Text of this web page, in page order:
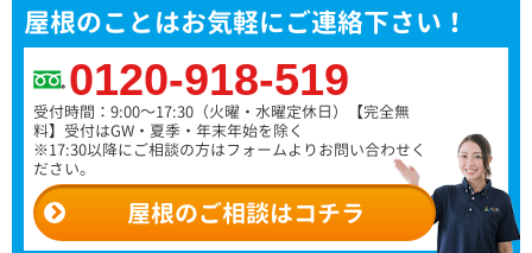
屋根のことはお気軽にご連絡下さい！
0120-918-519
受付時間：9:00～17:30（火曜・水曜定休日）
【完全無
料】受付はGW・夏季・年末年始を除く
※17:30以降にご相談の方はフォームよりお問い合わせく
ださい。
屋根のご相談はコチラ